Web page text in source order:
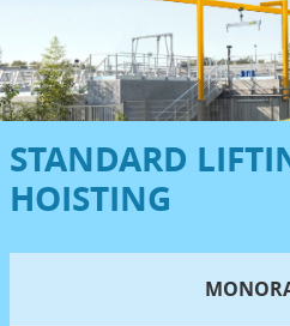
STANDARD
HOISTING